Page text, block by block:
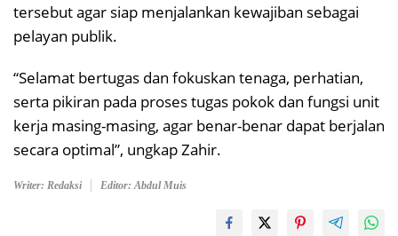
tersebut agar siap menjalankan kewajiban sebagai
pelayan publik.
“Selamat bertugas dan fokuskan tenaga, perhatian,
serta pikiran pada proses tugas pokok dan fungsi unit
kerja masing-masing, agar benar-benar dapat berjalan
secara optimal”, ungkap Zahir.
Writer: Redaksi Editor: Abdul Muis